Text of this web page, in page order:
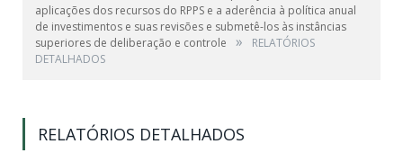
aplicações dos recursos do RPPS e a aderência à política anual
de investimentos e suas revisões e submetê-los às instâncias
superiores de deliberação e controle
»
RELATÓRIOS
DETALHADOS
RELATÓRIOS DETALHADOS